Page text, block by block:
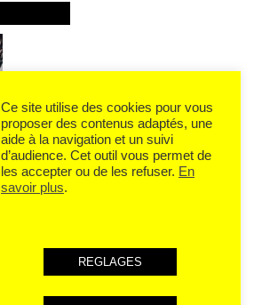
Ce site utilise des cookies pour vous
proposer des contenus adaptés, une
aide à la navigation et un suivi
d’audience. Cet outil vous permet de
les accepter ou de les refuser. En
savoir plus.
REGLAGES